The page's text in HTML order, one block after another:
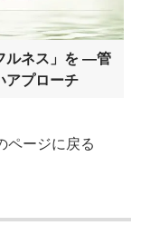
ルネス」を ―管
アプローチ
ページに戻る